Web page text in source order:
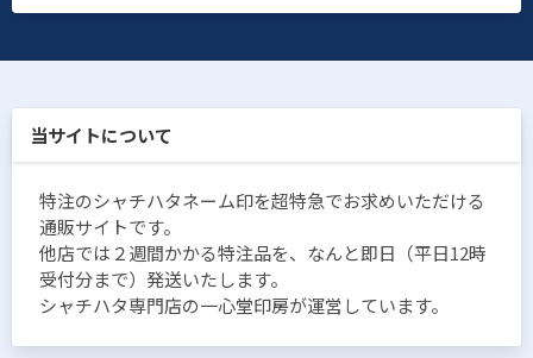
当サイトについて
特注のシャチハタネーム印を超特急でお求めいただける
通販サイトです。
他店では２週間かかる特注品を、なんと即日（平日12時
受付分まで）発送いたします。
シャチハタ専門店の一心堂印房が運営しています。